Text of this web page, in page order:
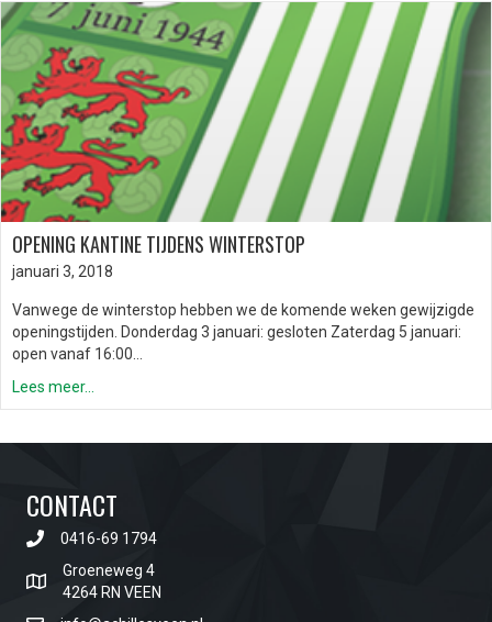
OPENING KANTINE TIJDENS WINTERSTOP
januari 3, 2018
Vanwege de winterstop hebben we de komende weken gewijzigde
openingstijden. Donderdag 3 januari: gesloten Zaterdag 5 januari:
open vanaf 16:00…
Lees meer...
CONTACT
0416-69 1794
Groeneweg 4
4264 RN VEEN